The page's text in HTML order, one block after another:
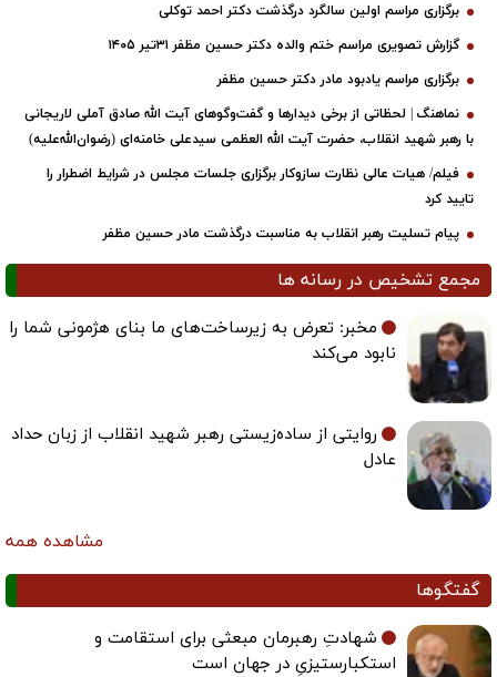
برگزاری مراسم اولین سالگرد درگذشت دکتر احمد توکلی
گزارش تصویری مراسم ختم والده دکتر حسین مظفر ۳۱تیر ۱۴۰۵
برگزاری مراسم یادبود مادر دکتر حسین مظفر
نماهنگ | لحظاتی از برخی دیدارها و گفت‌وگوهای آیت ‌الله صادق آملی لاریجانی
با رهبر شهید انقلاب، حضرت آیت‌ الله العظمی سیدعلی خامنه‌ای (رضوان‌الله‌علیه)
فیلم/ هیات عالی نظارت سازوکار برگزاری جلسات مجلس در شرایط اضطرار را
تایید کرد
پیام تسلیت رهبر انقلاب به مناسبت درگذشت مادر حسین مظفر
مجمع تشخیص در رسانه ها
مخبر: تعرض به زیرساخت‌های ما بنای هژمونی شما را
نابود می‌کند
روایتی از ساده‌زیستی رهبر شهید انقلاب از زبان حداد
عادل
مشاهده همه
گفتگوها
شهادتِ رهبرمان مبعثی برای استقامت و
استکبارستیزیِ در جهان است